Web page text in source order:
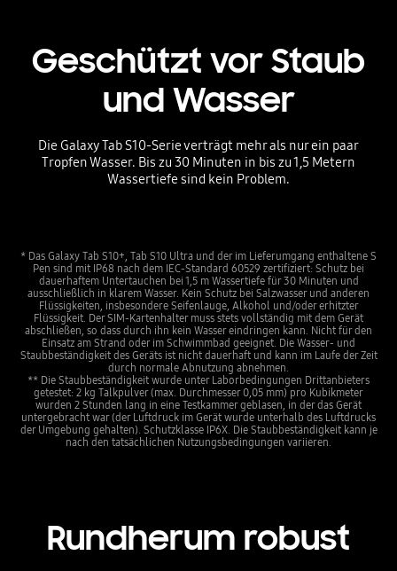
Geschützt vor Staub
und Wasser
Die Galaxy Tab S10-Serie verträgt mehr als nur ein paar
Tropfen Wasser. Bis zu 30 Minuten in bis zu 1,5 Metern
Wassertiefe sind kein Problem.
* Das Galaxy Tab S10+, Tab S10 Ultra und der im Lieferumgang enthaltene S
Pen sind mit IP68 nach dem IEC-Standard 60529 zertifiziert: Schutz bei
dauerhaftem Untertauchen bei 1,5 m Wassertiefe für 30 Minuten und
ausschließlich in klarem Wasser. Kein Schutz bei Salzwasser und anderen
Flüssigkeiten, insbesondere Seifenlauge, Alkohol und/oder erhitzter
Flüssigkeit. Der SIM-Kartenhalter muss stets vollständig mit dem Gerät
abschließen, so dass durch ihn kein Wasser eindringen kann. Nicht für den
Einsatz am Strand oder im Schwimmbad geeignet. Die Wasser- und
Staubbeständigkeit des Geräts ist nicht dauerhaft und kann im Laufe der Zeit
durch normale Abnutzung abnehmen.
** Die Staubbeständigkeit wurde unter Laborbedingungen Drittanbieters
getestet: 2 kg Talkpulver (max. Durchmesser 0,05 mm) pro Kubikmeter
wurden 2 Stunden lang in eine Testkammer geblasen, in der das Gerät
untergebracht war (der Luftdruck im Gerät wurde unterhalb des Luftdrucks
der Umgebung gehalten). Schutzklasse IP6X. Die Staubbeständigkeit kann je
nach den tatsächlichen Nutzungsbedingungen variieren.
Rundherum robust